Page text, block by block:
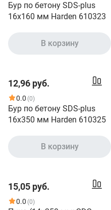
Бур по бетону SDS-plus
16x160 мм Harden 610323
В корзину
12,96 руб.
0.0 (0)
Бур по бетону SDS-plus
16x350 мм Harden 610325
В корзину
15,05 руб.
0.0 (0)